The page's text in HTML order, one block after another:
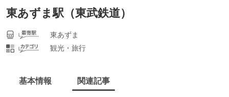
東あずま駅（東武鉄道）
東あずま
観光・旅行
基本情報 関連記事